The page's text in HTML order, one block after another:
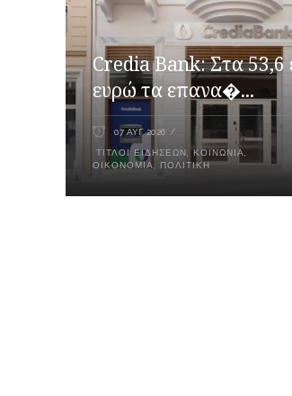
Credia Bank: Στα 53,6
ευρώ τα επανα�...
07 ΑΥΓ 2026
ΤΊΤΛΟΙ ΕΙΔΉΣΕΩΝ ΚΟΙΝΩΝΊΑ
ΟΙΚΟΝΟΜΊΑ
ΠΟΛΙΤΙΚΉ